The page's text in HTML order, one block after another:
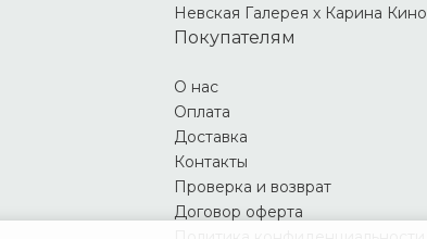
Невская Галерея х Карина Кино
Покупателям
О нас
Оплата
Доставка
Контакты
Проверка и возврат
Договор оферта